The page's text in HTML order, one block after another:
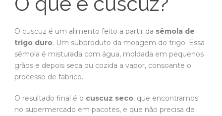
O cuscuz é um alimento feito a partir da sêmola de
trigo duro. Um subproduto da moagem do trigo. Essa
sêmola é misturada com água, moldada em pequenos
grãos e depois seca ou cozida a vapor, consoante o
processo de fabrico.
O resultado final é o cuscuz seco, que encontramos
no supermercado em pacotes, e que não precisa de